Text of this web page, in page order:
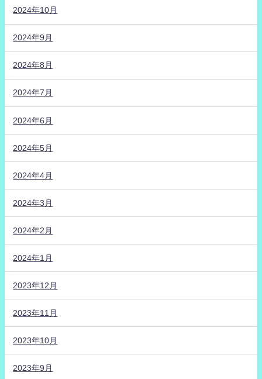
2024年10月
2024年9月
2024年8月
2024年7月
2024年6月
2024年5月
2024年4月
2024年3月
2024年2月
2024年1月
2023年12月
2023年11月
2023年10月
2023年9月